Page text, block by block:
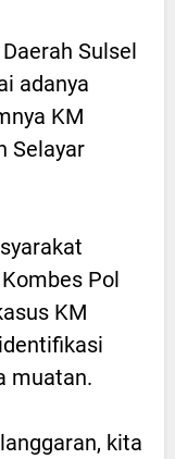
Sulsel
adanya
KM
Selayar
Pol
KM
muatan.
kita